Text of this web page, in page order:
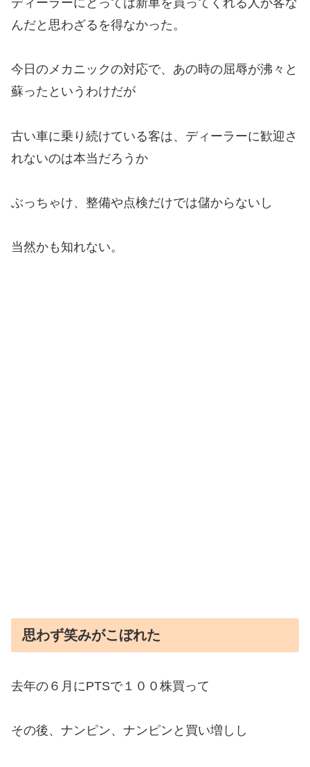
んだと思わざるを得なかった。
今日のメカニックの対応で、あの時の屈辱が沸々と
蘇ったというわけだが
古い車に乗り続けている客は、ディーラーに歓迎さ
れないのは本当だろうか
ぶっちゃけ、整備や点検だけでは儲からないし
当然かも知れない。
思わず笑みがこぼれた
去年の６月にPTSで１００株買って
その後、ナンピン、ナンピンと買い増しし